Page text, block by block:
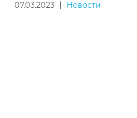
07.03.2023 Новости